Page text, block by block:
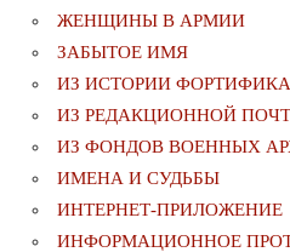
ЖЕНЩИНЫ В АРМИИ
ЗАБЫТОЕ ИМЯ
ИЗ ИСТОРИИ
ИЗ РЕДАКЦИОННОЙ
ИЗ ФОНДОВ ВОЕННЫХ
ИМЕНА И СУДЬБЫ
ИНТЕРНЕТ-ПРИЛОЖЕНИЕ
ИНФОРМАЦИОННОЕ